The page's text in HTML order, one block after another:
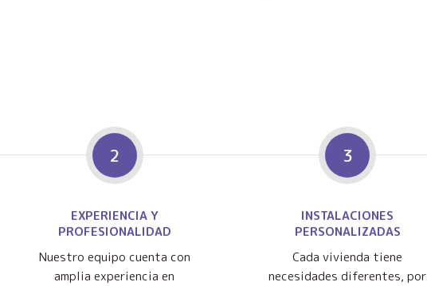
2
EXPERIENCIA Y
PROFESIONALIDAD
Nuestro equipo cuenta con
amplia experiencia en
3
INSTALACIONES
PERSONALIZADAS
Cada vivienda tiene
necesidades diferentes, por